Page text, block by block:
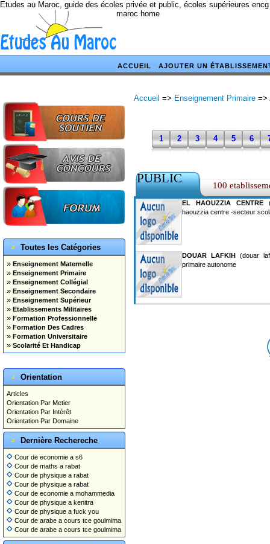
Etudes au Maroc, guide des écoles privée et public, écoles supérieures
maroc home
ACCUEIL AJOUTER UN
Toutes les Catégories
» Enseignement Maternelle
» Enseignement Primaire
» Enseignement Collégial
» Enseignement Secondaire
» Enseignement Supérieur
» Etablissements Militaires
» Formation Professionnelle
» Formation Des Cadres
» Formation Universitaire
» Scolarité Et Handicap
Orientation
Articles
Orientation Par Metier
Orientation Par Intérêt
Orientation Par Domaine
Dernière Rechereche
Cour de economie a s6
Cour de maths a rabat
Cour de physique a rabat
Cour de physique a rabat
Cour de economie a mohammedia
Cour de physique a kenitra
Cour de physique a fuck you
Cour de arabe a cours tce goulmima
Cour de arabe a cours tce goulmima
Accueil => Enseignement Primaire =>
1 2 3 4 5 6
PUBLIC 100
EL HAOUZZIA CENTRE
haouzzia centre -secteur
DOUAR LAFKIH(douar
primaire autonome